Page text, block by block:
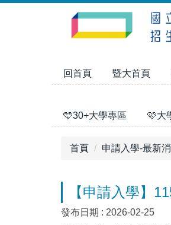
回首頁 暨大首頁
🩵30+大學專區 🩷大
首頁 申請入學-最新
【申請入學】
發布日期 : 2026-02-25